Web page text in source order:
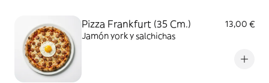
Pizza Frankfurt (35 Cm.)
13,00 €
Jamón york y salchichas